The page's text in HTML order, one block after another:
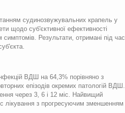
судинозвужувальних крапель у
щодо суб'єктивної ефективності
симптомів. Результати, отримані під час
ВДШ на 64,3% порівняно з
епізодів окремих патологій ВДШ.
через 3, 6 і 12 міс. Найвищий
лікування з прогресуючим зменшенням